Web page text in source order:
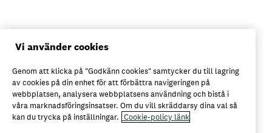
Personuppgiftspolicy
Axfoods integritetspolicy
Vi använder cookies
Genom att klicka på "Godkänn cookies" samtycker du till lagring
av cookies på din enhet för att förbättra navigeringen på
webbplatsen, analysera webbplatsens användning och bistå i
våra marknadsföringsinsatser. Om du vill skräddarsy dina val så
kan du trycka på inställningar. Cookie-policy länk